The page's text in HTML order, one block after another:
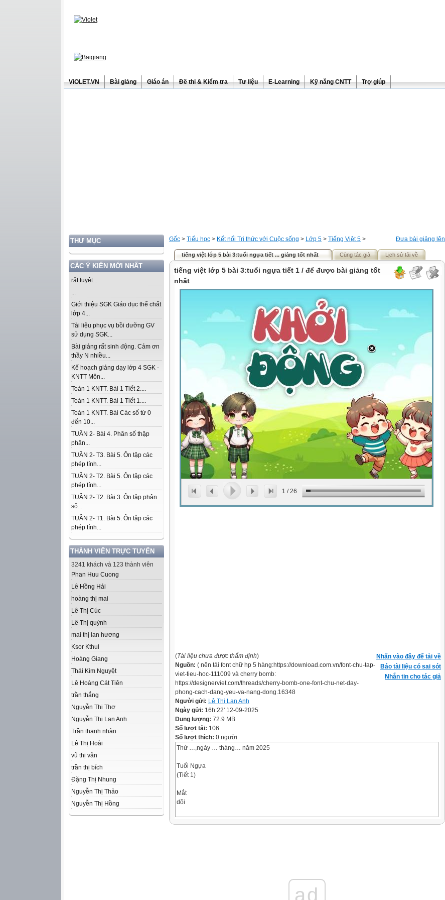
ViOLET.VN Bài giảng Giáo án Đề thi & Kiểm tra Tư liệu E-Learning Kỹ năng CNTT Trợ giúp
THƯ MỤC
CÁC Ý KIẾN MỚI NHẤT
rất tuyệt...
...
Giới thiệu SGK Giáo dục thể chất
lớp 4...
Tài liệu phục vụ bồi dưỡng GV
sử dụng SGK...
Bài giảng rất sinh động. Cảm ơn
thầy N nhiều...
Kế hoạch giảng dạy lớp 4 SGK -
KNTT Môn...
Toán 1 KNTT. Bài 1 Tiết 2....
Toán 1 KNTT. Bài 1 Tiết 1....
Toán 1 KNTT. Bài Các số từ 0
đến 10...
TUẦN 2- Bài 4. Phân số thập
phân...
TUẦN 2- T3. Bài 5. Ôn tập các
phép tính...
TUẦN 2- T2. Bài 5. Ôn tập các
phép tính...
TUẦN 2- T2. Bài 3. Ôn tập phân
số...
TUẦN 2- T1. Bài 5. Ôn tập các
phép tính...
THÀNH VIÊN TRỰC TUYẾN
3241 khách và 123 thành viên
Phan Huu Cuong
Lê Hồng Hải
hoàng thị mai
Lê Thị Cúc
Lê Thị quỳnh
mai thị lan hương
Ksor Kthul
Hoàng Giang
Thái Kim Nguyệt
Lê Hoàng Cát Tiên
trần thắng
Nguyễn Thi Thơ
Nguyễn Thị Lan Anh
Trần thanh nhàn
Lê Thị Hoài
vũ thị vân
trần thị bích
Đặng Thị Nhung
Nguyễn Thị Thảo
Nguyễn Thị Hồng
Đưa bài giảng lên
Gốc > Tiểu học > Kết nối Tri thức với Cuộc sống > Lớp 5 > Tiếng Việt 5 >
tiếng việt lớp 5 bài 3:tuổi ngựa tiết ... giảng tốt nhất Cùng tác giả Lịch sử tải về
tiếng việt lớp 5 bài 3:tuổi ngựa tiết 1 / để được bài giảng tốt
nhất
1 /26
Nhấn vào đây để tải về
Báo tài liệu có sai sót
Nhắn tin cho tác giả
(Tài liệu chưa được thẩm định)
Nguồn: ( nên tải font chữ hp 5 hàng:https://download.com.vn/font-chu-tap-
viet-tieu-hoc-111009 và cherry bomb:
https://designerviet.com/threads/cherry-bomb-one-font-chu-net-day-
phong-cach-dang-yeu-va-nang-dong.16348
Người gửi: Lê Thị Lan Anh
Ngày gửi: 16h:22' 12-09-2025
Dung lượng: 72.9 MB
Số lượt tải: 106
Số lượt thích: 0 người
Thứ …,ngày … tháng… năm 2025
Tuổi Ngựa
(Tiết 1)
Mắt
dõi
ad